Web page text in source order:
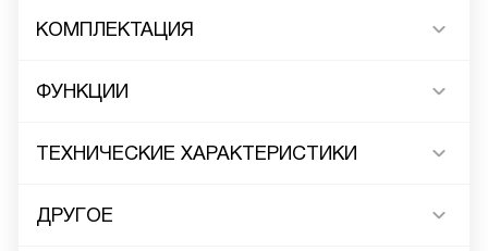
КОМПЛЕКТАЦИЯ
ФУНКЦИИ
ТЕХНИЧЕСКИЕ ХАРАКТЕРИСТИКИ
ДРУГОЕ